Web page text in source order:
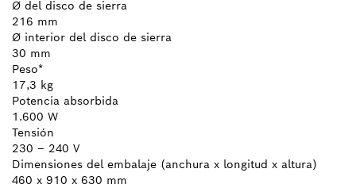
Ø del disco de sierra
216 mm
Ø interior del disco de sierra
30 mm
Peso*
17,3 kg
Potencia absorbida
1.600 W
Tensión
230 – 240 V
Dimensiones del embalaje (anchura x longitud x altura)
460 x 910 x 630 mm